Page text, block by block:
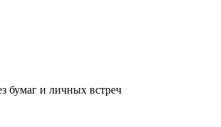
бумаг и личных встреч